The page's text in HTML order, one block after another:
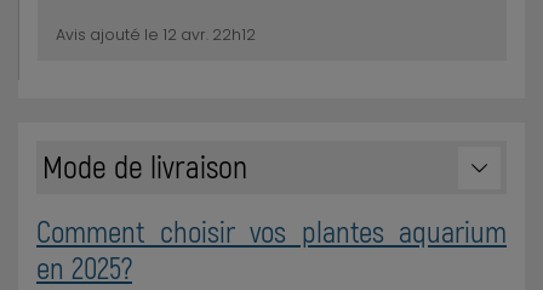
Avis ajouté le 12 avr. 22h12
Mode de livraison
Comment choisir vos plantes aquarium
en 2025?